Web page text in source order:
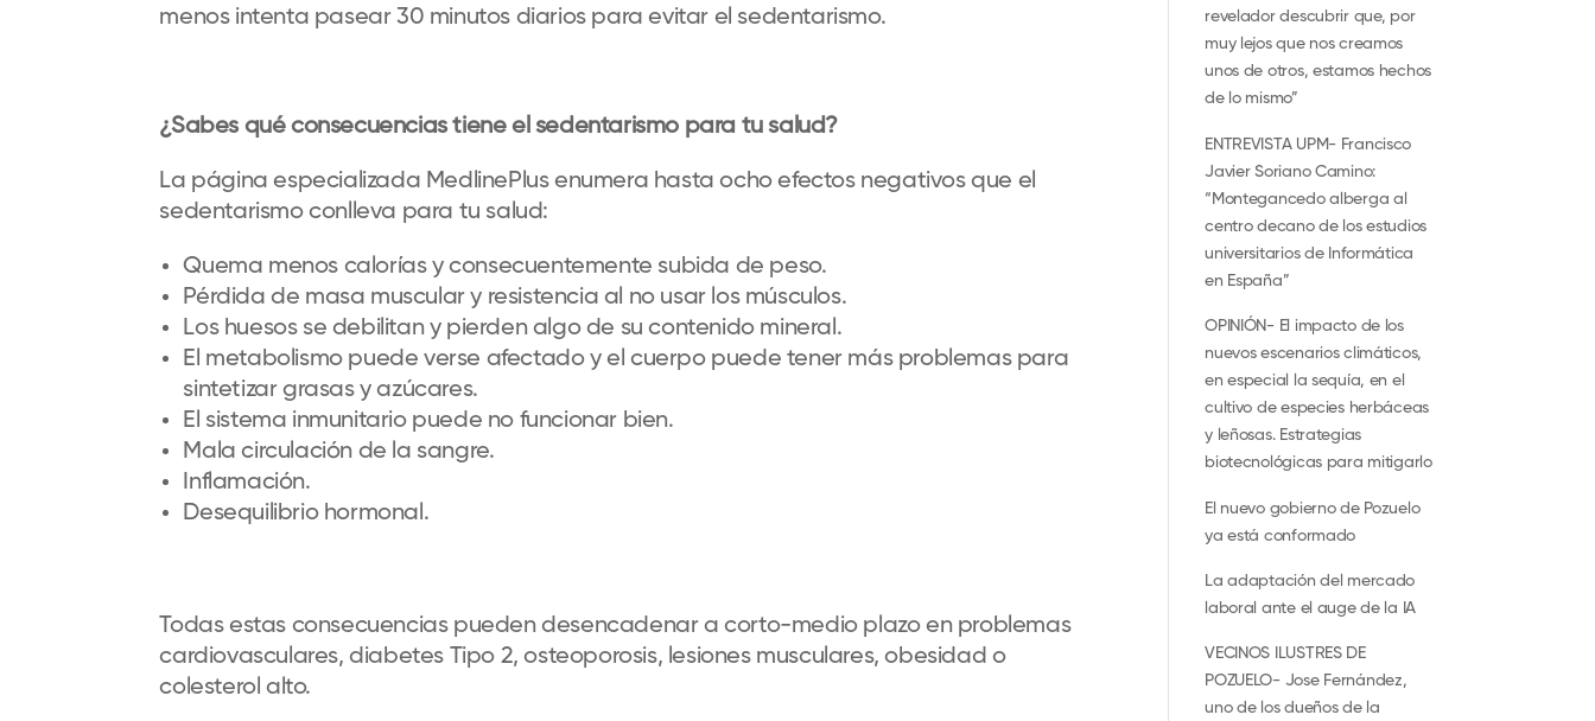
menos intenta pasear 30 minutos diarios para evitar el sedentarismo.
¿Sabes qué consecuencias tiene el sedentarismo para tu salud?
La página especializada MedlinePlus enumera hasta ocho efectos negativos que el
sedentarismo conlleva para tu salud:
Quema menos calorías y consecuentemente subida de peso.
Pérdida de masa muscular y resistencia al no usar los músculos.
Los huesos se debilitan y pierden algo de su contenido mineral.
El metabolismo puede verse afectado y el cuerpo puede tener más problemas para
sintetizar grasas y azúcares.
El sistema inmunitario puede no funcionar bien.
Mala circulación de la sangre.
Inflamación.
Desequilibrio hormonal.
Todas estas consecuencias pueden desencadenar a corto-medio plazo en problemas
cardiovasculares, diabetes Tipo 2, osteoporosis, lesiones musculares, obesidad o
colesterol alto.
revelador descubrir que, por
muy lejos que nos creamos
unos de otros, estamos hechos
de lo mismo”
ENTREVISTA UPM- Francisco
Javier Soriano Camino:
“Montegancedo alberga al
centro decano de los estudios
universitarios de Informática
en España”
OPINIÓN- El impacto de los
nuevos escenarios climáticos,
en especial la sequía, en el
cultivo de especies herbáceas
y leñosas. Estrategias
biotecnológicas para mitigarlo
El nuevo gobierno de Pozuelo
ya está conformado
La adaptación del mercado
laboral ante el auge de la IA
VECINOS ILUSTRES DE
POZUELO- Jose Fernández,
uno de los dueños de la